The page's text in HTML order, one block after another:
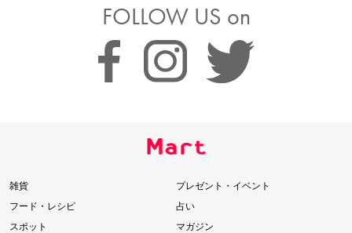
FOLLOW US on
雑貨
フード・レシピ
スポット
プレゼント・イベント
占い
マガジン